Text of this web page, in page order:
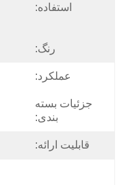
استفاده:
رنگ:
عملکرد:
جزئیات بسته
بندی:
قابلیت ارائه: